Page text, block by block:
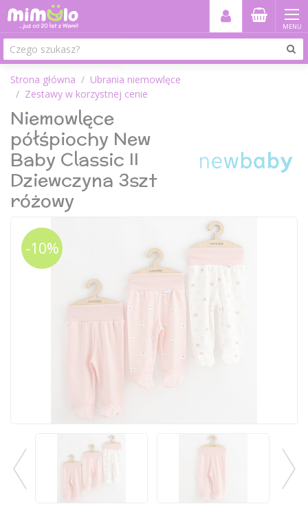
MENU
Strona główna
Ubrania niemowlęce
Zestawy w korzystnej cenie
Niemowlęce
półśpiochy New
Baby Classic II
Dziewczyna 3szt
różowy
-10%